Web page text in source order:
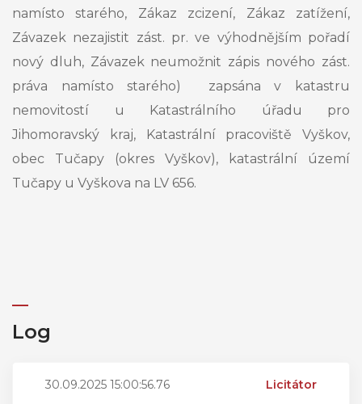
namísto starého, Zákaz zcizení, Zákaz zatížení,
Závazek nezajistit zást. pr. ve výhodnějším pořadí
nový dluh, Závazek neumožnit zápis nového zást.
práva namísto starého) zapsána v katastru
nemovitostí u Katastrálního úřadu pro
Jihomoravský kraj, Katastrální pracoviště Vyškov,
obec Tučapy (okres Vyškov), katastrální území
Tučapy u Vyškova na LV 656.
Log
30.09.2025 15:00:56.76 Licitátor